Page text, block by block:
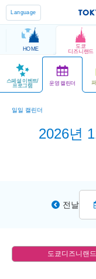
Language
HOME
도쿄
디즈니랜드
스페셜 이벤트/
프로그램 운영 캘린더
일일 캘린더
2026년
전날
도쿄디즈니랜드